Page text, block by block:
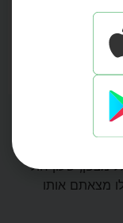
עולה? לפעמים
הכל ביחד? סט
אותה בענק בלי
שעון חול
מצאתם אותו